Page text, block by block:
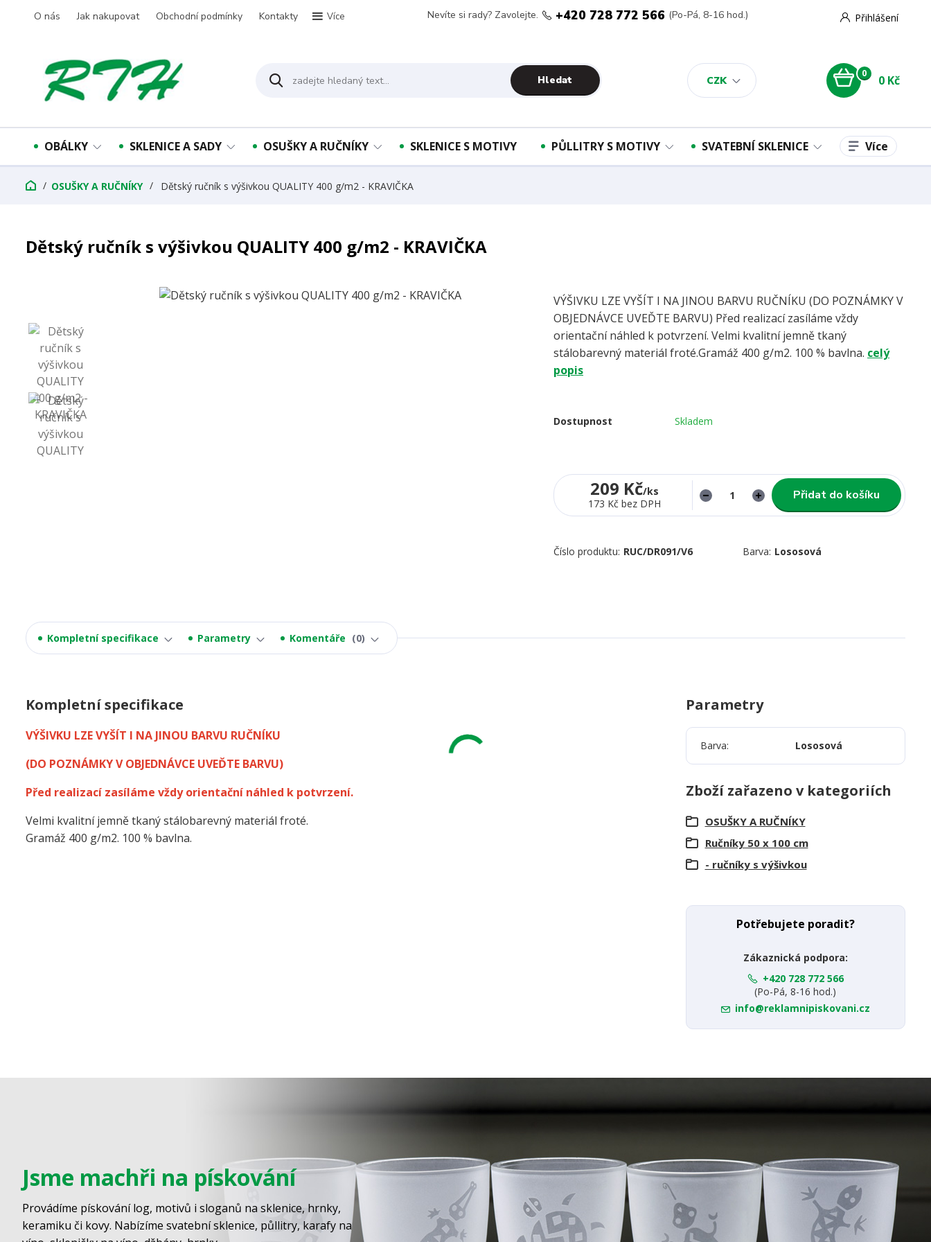
O nás Jak nakupovat Obchodní podmínky Kontakty Více
CZK
Přihlášení
Hledat
Nevíte si rady? Zavolejte. +420 728 772 566 (Po-Pá, 8-16 hod.)
0 0 Kč
OBÁLKY SKLENICE A SADY OSUŠKY A RUČNÍKY SKLENICE S MOTIVY PŮLLITRY S MOTIVY SVATEBNÍ SKLENICE Více
OSUŠKY A RUČNÍKY Dětský ručník s výšivkou QUALITY 400 g/m2 - KRAVIČKA
Dětský ručník s výšivkou QUALITY 400 g/m2 - KRAVIČKA
VÝŠIVKU LZE VYŠÍT I NA JINOU BARVU RUČNÍKU (DO POZNÁMKY V
OBJEDNÁVCE UVEĎTE BARVU) Před realizací zasíláme vždy
orientační náhled k potvrzení. Velmi kvalitní jemně tkaný
stálobarevný materiál froté.Gramáž 400 g/m2. 100 % bavlna. celý
popis
Dostupnost Skladem
209 Kč/ks
173 Kč bez DPH
Přidat do košíku
Číslo produktu: RUC/DR091/V6 Barva: Lososová
Kompletní specifikace Parametry Komentáře 0
Kompletní specifikace
VÝŠIVKU LZE VYŠÍT I NA JINOU BARVU RUČNÍKU
(DO POZNÁMKY V OBJEDNÁVCE UVEĎTE BARVU)
Před realizací zasíláme vždy orientační náhled k potvrzení.
Velmi kvalitní jemně tkaný stálobarevný materiál froté.
Gramáž 400 g/m2. 100 % bavlna.
Parametry
Barva Lososová
Zboží zařazeno v kategoriích
OSUŠKY A RUČNÍKY
Ručníky 50 x 100 cm
- ručníky s výšivkou
Potřebujete poradit?
Zákaznická podpora:
+420 728 772 566
(Po-Pá, 8-16 hod.)
info@reklamnipiskovani.cz
Jsme machři na pískování
Provádíme pískování log, motivů i sloganů na sklenice, hrnky,
keramiku či kovy. Nabízíme svatební sklenice, půllitry, karafy na